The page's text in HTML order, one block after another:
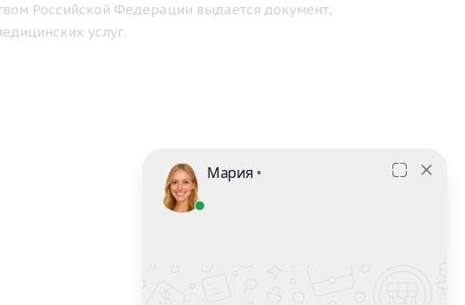
Российской Федерации выдается документ,
услуг.